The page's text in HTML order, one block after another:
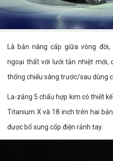
Là bản nâng cấp giữa vòng
ngoại thất với lưới tản nhiệt mới,
thống chiếu sáng trước/sau dùng
La-zăng 5 chấu hợp kim có thiết
Titanium X và 18 inch trên hai
được bổ sung cốp điện rảnh tay.